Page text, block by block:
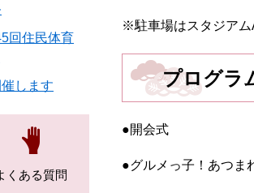
※駐車場はスタジアム
プログラ
●開会式
●グルメっ子！あつま
回住民体育
します
くある質問